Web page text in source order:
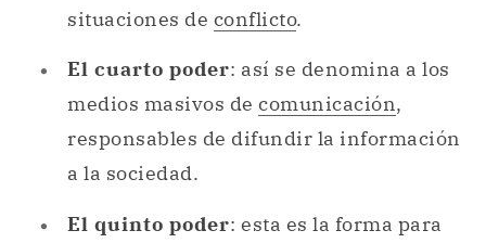
situaciones de conflicto.
El cuarto poder: así se denomina a los
medios masivos de comunicación,
responsables de difundir la información
a la sociedad.
El quinto poder: esta es la forma para